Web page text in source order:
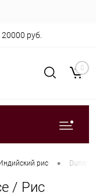
руб.
0
рис • Dunar
/ Рис